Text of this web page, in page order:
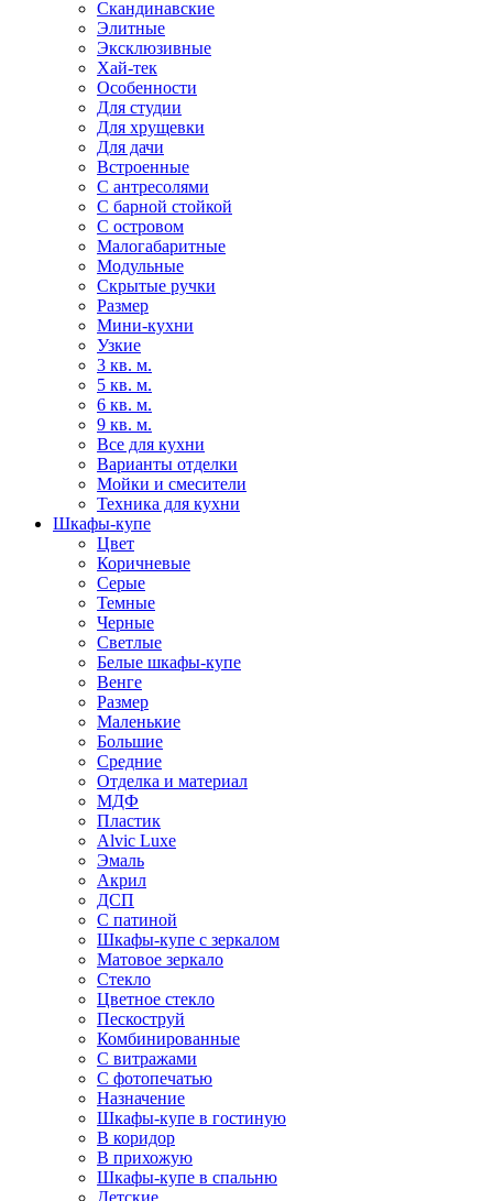
Скандинавские
Элитные
Эксклюзивные
Хай-тек
Особенности
Для студии
Для хрущевки
Для дачи
Встроенные
С антресолями
С барной стойкой
С островом
Малогабаритные
Модульные
Скрытые ручки
Размер
Мини-кухни
Узкие
3 кв. м.
5 кв. м.
6 кв. м.
9 кв. м.
Все для кухни
Варианты отделки
Мойки и смесители
Техника для кухни
Шкафы-купе
Цвет
Коричневые
Серые
Темные
Черные
Светлые
Белые шкафы-купе
Венге
Размер
Маленькие
Большие
Средние
Отделка и материал
МДФ
Пластик
Alvic Luxe
Эмаль
Акрил
ДСП
С патиной
Шкафы-купе с зеркалом
Матовое зеркало
Стекло
Цветное стекло
Пескоструй
Комбинированные
С витражами
С фотопечатью
Назначение
Шкафы-купе в гостиную
В коридор
В прихожую
Шкафы-купе в спальню
Детские